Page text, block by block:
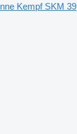
Kempf SKM 39